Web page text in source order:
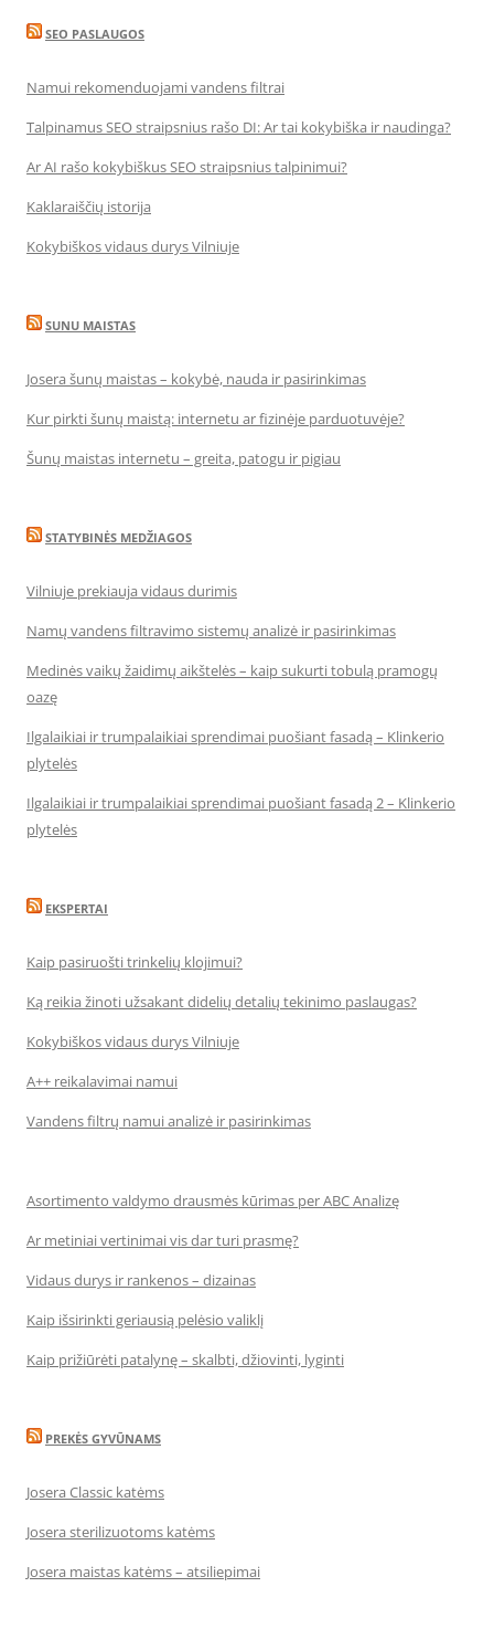
SEO PASLAUGOS
Namui rekomenduojami vandens filtrai
Talpinamus SEO straipsnius rašo DI: Ar tai kokybiška ir naudinga?
Ar AI rašo kokybiškus SEO straipsnius talpinimui?
Kaklaraiščių istorija
Kokybiškos vidaus durys Vilniuje
SUNU MAISTAS
Josera šunų maistas – kokybė, nauda ir pasirinkimas
Kur pirkti šunų maistą: internetu ar fizinėje parduotuvėje?
Šunų maistas internetu – greita, patogu ir pigiau
STATYBINĖS MEDŽIAGOS
Vilniuje prekiauja vidaus durimis
Namų vandens filtravimo sistemų analizė ir pasirinkimas
Medinės vaikų žaidimų aikštelės – kaip sukurti tobulą pramogų
oazę
Ilgalaikiai ir trumpalaikiai sprendimai puošiant fasadą – Klinkerio
plytelės
Ilgalaikiai ir trumpalaikiai sprendimai puošiant fasadą 2 – Klinkerio
plytelės
EKSPERTAI
Kaip pasiruošti trinkelių klojimui?
Ką reikia žinoti užsakant didelių detalių tekinimo paslaugas?
Kokybiškos vidaus durys Vilniuje
A++ reikalavimai namui
Vandens filtrų namui analizė ir pasirinkimas
Asortimento valdymo drausmės kūrimas per ABC Analizę
Ar metiniai vertinimai vis dar turi prasmę?
Vidaus durys ir rankenos – dizainas
Kaip išsirinkti geriausią pelėsio valiklį
Kaip prižiūrėti patalynę – skalbti, džiovinti, lyginti
PREKĖS GYVŪNAMS
Josera Classic katėms
Josera sterilizuotoms katėms
Josera maistas katėms – atsiliepimai